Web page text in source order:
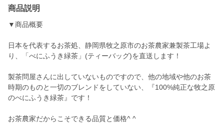
商品説明
▼商品概要
日本を代表するお茶処、静岡県牧之原市のお茶農家兼製茶工場よ
り、「べにふうき緑茶」(ティーバッグ)を直送します！
製茶問屋さんに出していないものですので、他の地域や他のお茶
時期のものと一切のブレンドをしていない、『100%純正な牧之原
のべにふうき緑茶』です！
お茶農家だからこそできる品質と価格^ ^